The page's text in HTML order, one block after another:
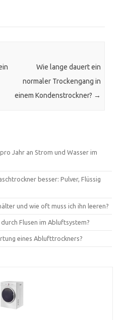
Wie lange dauert ein
normaler Trockengang in
einem Kondenstrockner? →
Jahr an Strom und Wasser im
besser: Pulver, Flüssig
und wie oft muss ich ihn leeren?
Flusen im Abluftsystem?
eines Ablufttrockners?